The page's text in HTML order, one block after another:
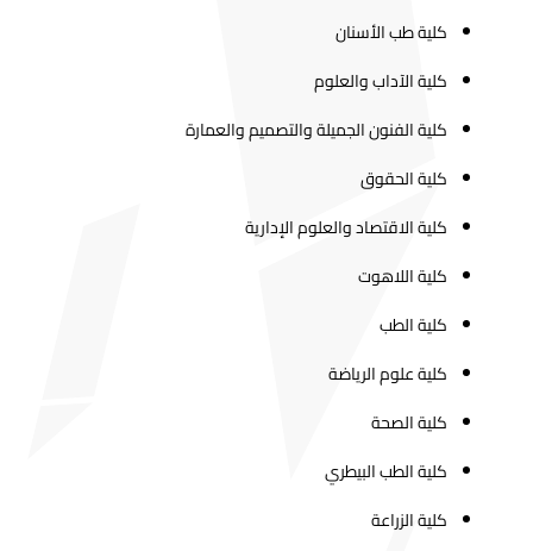
كلية طب الأسنان
كلية الآداب والعلوم
كلية الفنون الجميلة والتصميم والعمارة
كلية الحقوق
كلية الاقتصاد والعلوم الإدارية
كلية اللاهوت
كلية الطب
كلية علوم الرياضة
كلية الصحة
كلية الطب البيطري
كلية الزراعة